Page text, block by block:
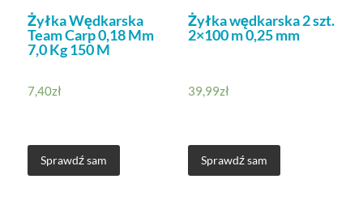
Żyłka Wędkarska
Team Carp 0,18 Mm
7,0 Kg 150 M
7,40zł
Sprawdź sam
Żyłka wędkarska 2 szt.
2×100 m 0,25 mm
39,99zł
Sprawdź sam